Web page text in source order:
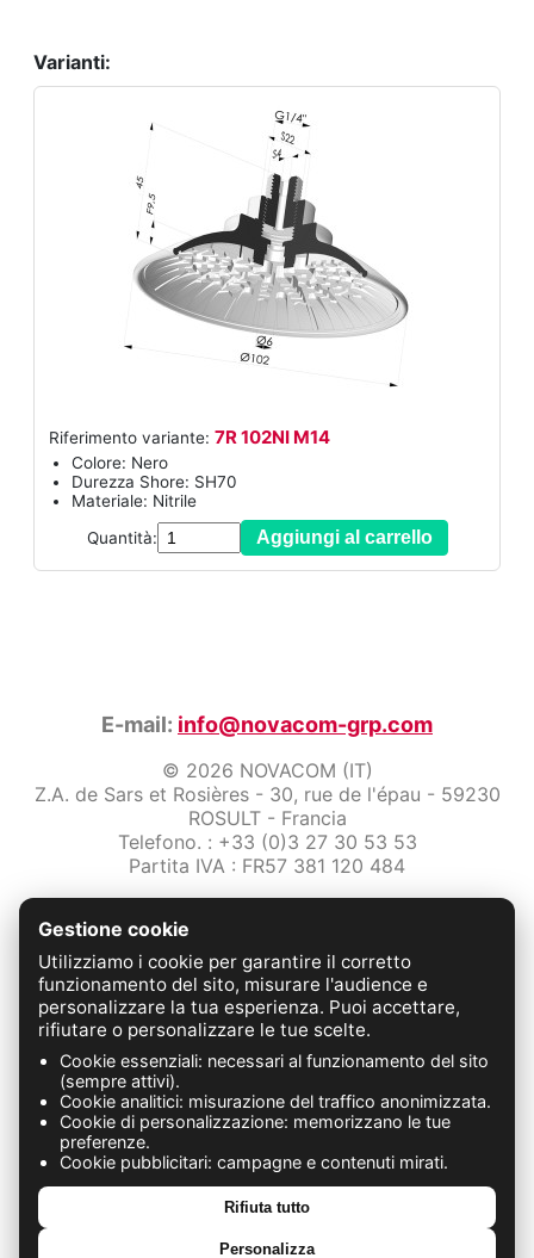
Varianti:
Riferimento variante: 7R 102NI M14
Colore: Nero
Durezza Shore: SH70
Materiale: Nitrile
Quantità:
Aggiungi al carrello
E-mail: info@novacom-grp.com
© 2026 NOVACOM (IT)
Z.A. de Sars et Rosières - 30, rue de l'épau - 59230
ROSULT - Francia
Telefono. : +33 (0)3 27 30 53 53
Partita IVA : FR57 381 120 484
Protezione dei dati
Condizioni Generali di Vendita
Contattaci
FABRICATION FRANÇAISE
Gestione cookie
Utilizziamo i cookie per garantire il corretto
funzionamento del sito, misurare l'audience e
personalizzare la tua esperienza. Puoi accettare,
rifiutare o personalizzare le tue scelte.
Cookie essenziali: necessari al funzionamento del sito
(sempre attivi).
Cookie analitici: misurazione del traffico anonimizzata.
Cookie di personalizzazione: memorizzano le tue
preferenze.
Cookie pubblicitari: campagne e contenuti mirati.
Rifiuta tutto
Personalizza